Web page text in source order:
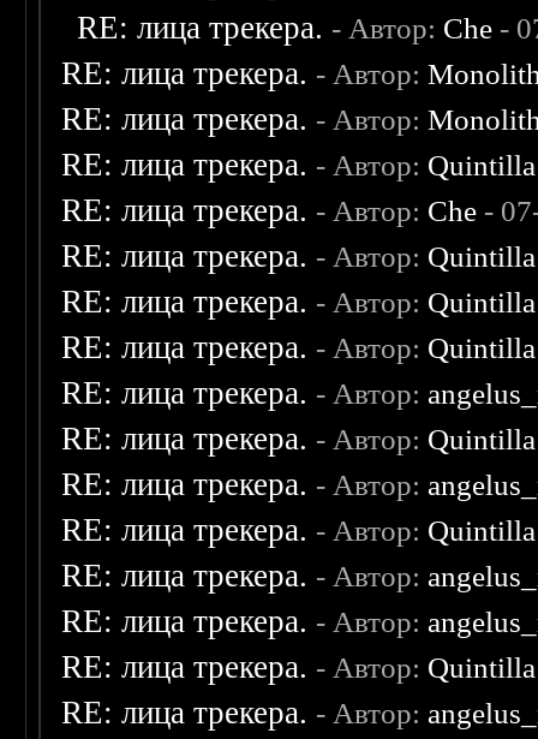
RE: лица трекера. - Автор: Che -
RE: лица трекера. - Автор:
RE: лица трекера. - Автор:
RE: лица трекера. - Автор: Quintilla
RE: лица трекера. - Автор: Che -
RE: лица трекера. - Автор: Quintilla
RE: лица трекера. - Автор: Quintilla
RE: лица трекера. - Автор: Quintilla
RE: лица трекера. - Автор:
RE: лица трекера. - Автор: Quintilla
RE: лица трекера. - Автор:
RE: лица трекера. - Автор: Quintilla
RE: лица трекера. - Автор:
RE: лица трекера. - Автор:
RE: лица трекера. - Автор: Quintilla
RE: лица трекера. - Автор: